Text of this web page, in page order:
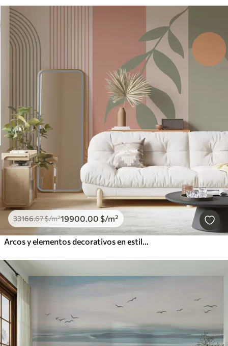
33166.67$/m²19900.00 $/m²
Arcos y elementos decorativos en estilo boho